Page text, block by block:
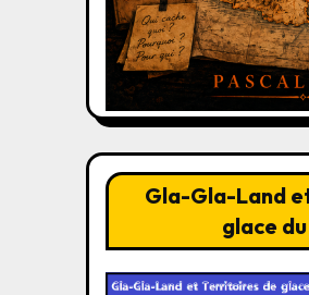
Gla-Gla-Land
glace